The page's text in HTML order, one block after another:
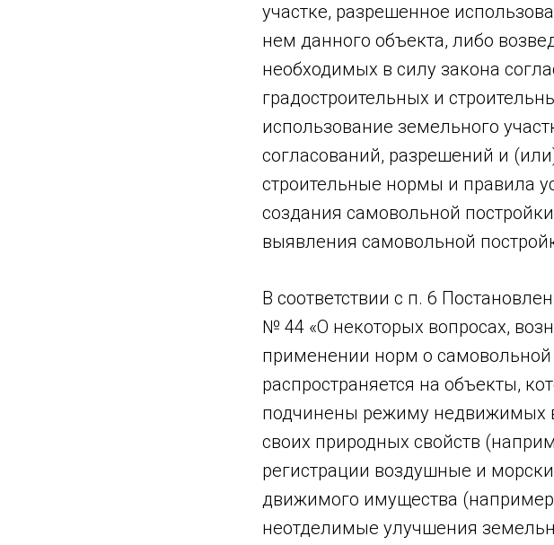
участке, разрешенное
нем данного объекта, либо
необходимых в силу закона
градостроительных и
использование земельного
согласований, разрешений и
строительные нормы и правила
создания самовольной
выявления самовольной
В соответствии с п. 6
№ 44 «О некоторых вопросах,
применении норм о самовольной
распространяется на объекты,
подчинены режиму недвижимых
своих природных свойств
регистрации воздушные и
движимого имущества
неотделимые улучшения